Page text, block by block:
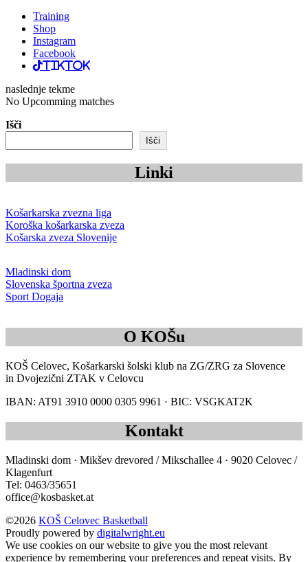
Training
Shop
Instagram
Facebook
TikTok
naslednje tekme
No Upcomming matches
Išči
Išči
Linki
Košarkarska zvezna liga
Koroška košarkarska zveza
Košarska zveza Slovenije
Mladinski dom
Slovenska športna zveza
Sport Dogaja
O KOŠu
KOŠ Celovec, Košarkarski šolski klub na ZG/ZRG za Slovence
in Dvojezični ZTAK v Celovcu
IBAN: AT91 3910 0000 0305 9961 · BIC: VSGKAT2K
Kontakt
Mladinski dom · Mikšev drevored / Mikschallee 4 · 9020 Celovec /
Klagenfurt
Tel: 0463/35651
office@kosbasket.at
©2026 KOŠ Celovec Basketball
Proudly powered by digitalwright.eu
We use cookies on our website to give you the most relevant
experience by remembering your preferences and repeat visits. By